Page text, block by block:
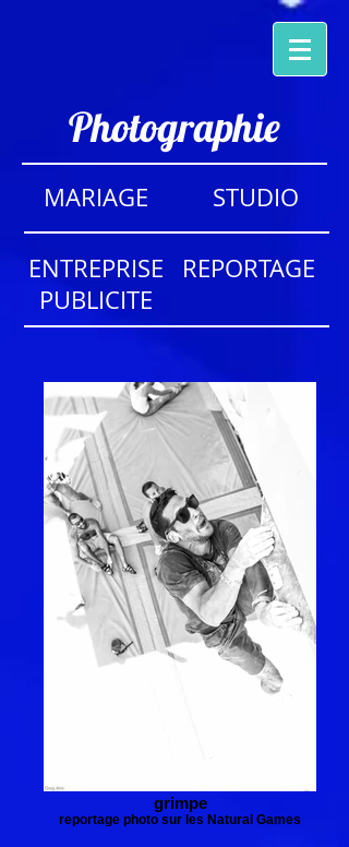
Photographie
MARIAGE STUDIO
ENTREPRISE
PUBLICITE
REPORTAGE
grimpe
reportage photo sur les Natural Games